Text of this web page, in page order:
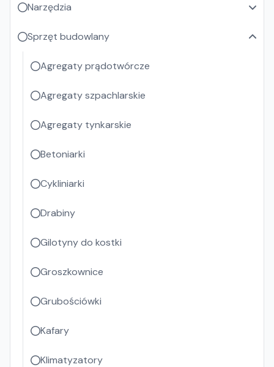
Narzędzia
Sprzęt budowlany
Agregaty prądotwórcze
Agregaty szpachlarskie
Agregaty tynkarskie
Betoniarki
Cykliniarki
Drabiny
Gilotyny do kostki
Groszkownice
Grubościówki
Kafary
Klimatyzatory